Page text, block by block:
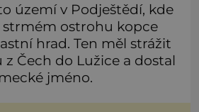
území v Podještědí, kde
strmém ostrohu kopce
hrad. Ten měl strážit
Čech do Lužice a dostal
jméno.